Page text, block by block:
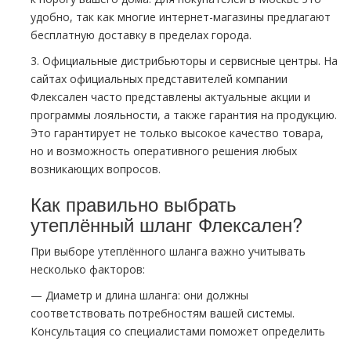
удобно, так как многие интернет-магазины предлагают
бесплатную доставку в пределах города.
3. Официальные дистрибьюторы и сервисные центры. На
сайтах официальных представителей компании
Флексален часто представлены актуальные акции и
программы лояльности, а также гарантия на продукцию.
Это гарантирует не только высокое качество товара,
но и возможность оперативного решения любых
возникающих вопросов.
Как правильно выбрать
утеплённый шланг Флексален?
При выборе утеплённого шланга важно учитывать
несколько факторов:
— Диаметр и длина шланга: они должны
соответствовать потребностям вашей системы.
Консультация со специалистами поможет определить